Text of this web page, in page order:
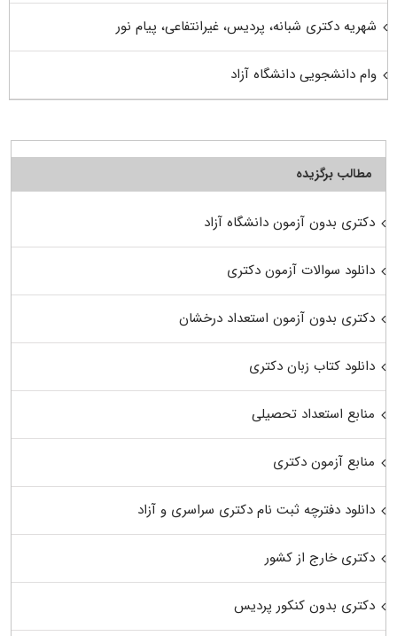
شهریه دکتری شبانه، پردیس، غیرانتفاعی، پیام نور
وام دانشجویی دانشگاه آزاد
مطالب برگزیده
دکتری بدون آزمون دانشگاه آزاد
دانلود سوالات آزمون دکتری
دکتری بدون آزمون استعداد درخشان
دانلود کتاب زبان دکتری
منابع استعداد تحصیلی
منابع آزمون دکتری
دانلود دفترچه ثبت نام دکتری سراسری و آزاد
دکتری خارج از کشور
دکتری بدون کنکور پردیس